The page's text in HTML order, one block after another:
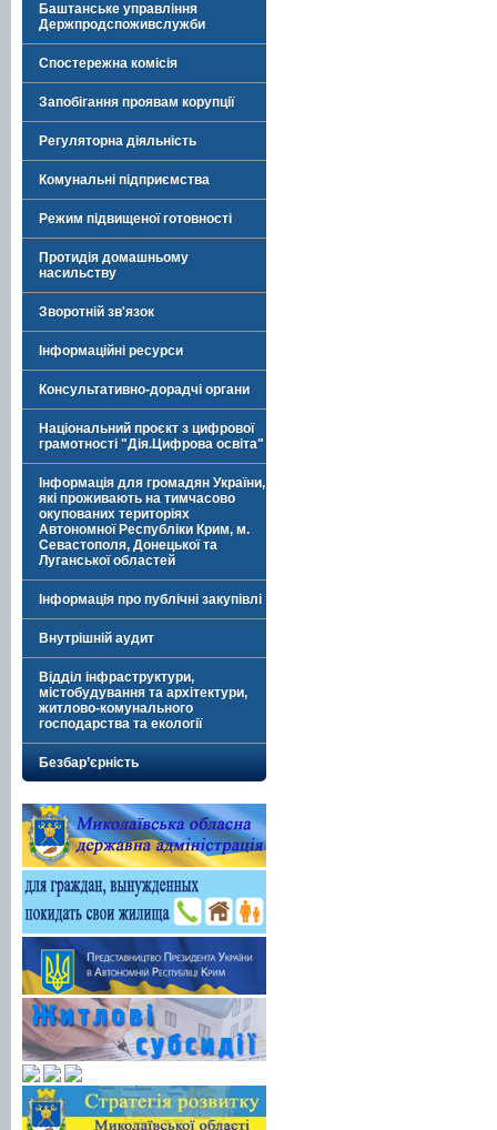
Баштанське управління
Держпродспоживслужби
Спостережна комісія
Запобігання проявам корупції
Регуляторна діяльність
Комунальні підприємства
Режим підвищеної готовності
Протидія домашньому
насильству
Зворотній зв'язок
Інформаційні ресурси
Консультативно-дорадчі органи
Національний проєкт з цифрової
грамотності "Дія.Цифрова освіта"
Інформація для громадян України,
які проживають на тимчасово
окупованих територіях
Автономної Республіки Крим, м.
Севастополя, Донецької та
Луганської областей
Інформація про публічні закупівлі
Внутрішній аудит
Відділ інфраструктури,
містобудування та архітектури,
житлово-комунального
господарства та екології
Безбар’єрність